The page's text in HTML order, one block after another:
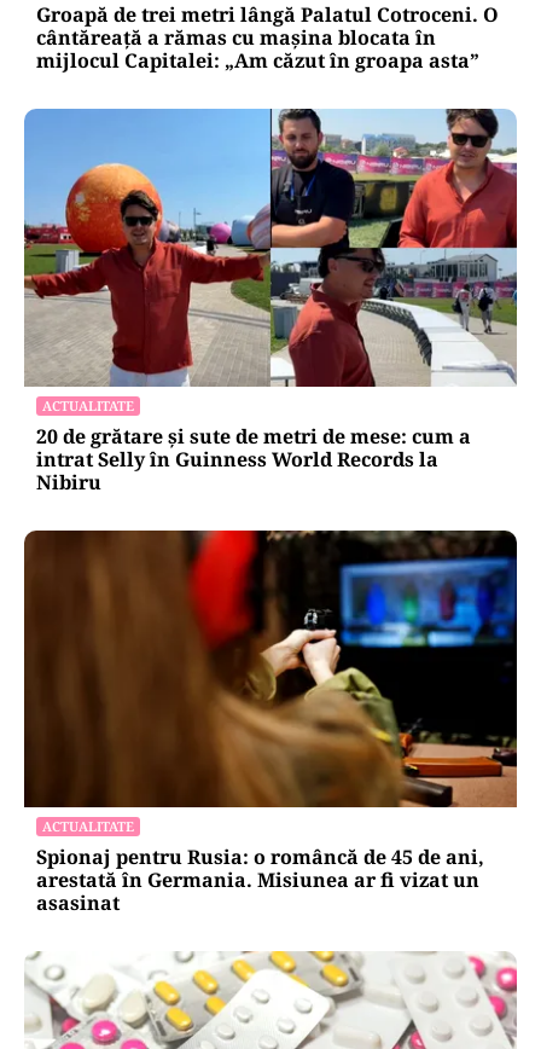
Groapă de trei metri lângă Palatul Cotroceni. O
cântăreață a rămas cu mașina blocata în
mijlocul Capitalei: „Am căzut în groapa asta”
ACTUALITATE
20 de grătare și sute de metri de mese: cum a
intrat Selly în Guinness World Records la
Nibiru
ACTUALITATE
Spionaj pentru Rusia: o româncă de 45 de ani,
arestată în Germania. Misiunea ar fi vizat un
asasinat